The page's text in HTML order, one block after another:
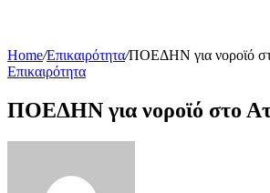
Home/Επικαιρότητα/ΠΟΕΔΗΝ για νοροϊό
Επικαιρότητα
ΠΟΕΔΗΝ για νοροϊό στο